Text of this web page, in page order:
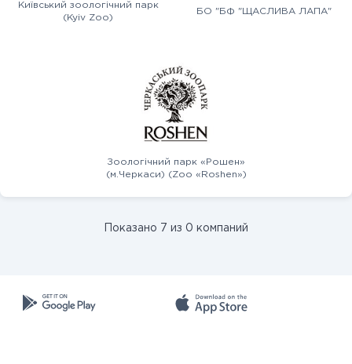
Київський зоологічний парк
(Kyiv Zoo)
БО "БФ "ЩАСЛИВА ЛАПА"
Зоологічний парк «Рошен»
(м.Черкаси) (Zoo «Roshen»)
Показано 7 из 0 компаний